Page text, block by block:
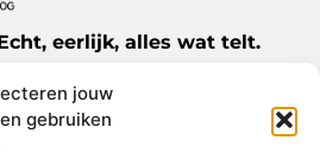
jouw
gebruiken
eerlijk, alles wat telt.
van blogs en artikelen die
aan onderwerpen uit het